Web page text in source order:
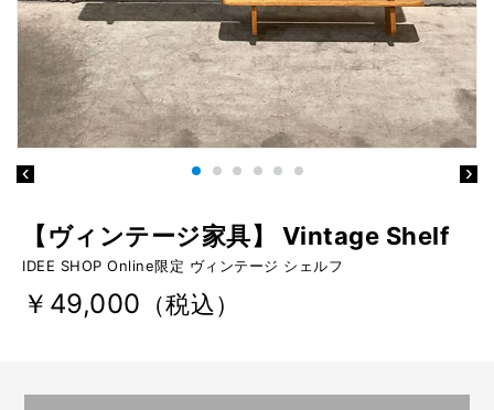
【ヴィンテージ家具】 Vintage Shelf
IDEE SHOP Online限定 ヴィンテージ シェルフ
￥49,000 （税込）